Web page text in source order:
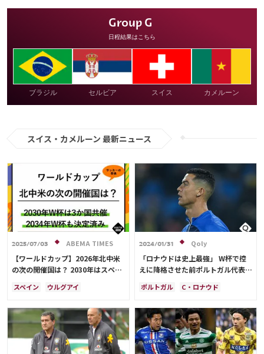
Group G
日程結果はこちら
ブラジル セルビア スイス カメルーン
スイス・カメルーン 最新ニュース
2025/07/03 ABEMA TIMES
【ワールドカップ】2026年北中米
の次の開催国は？ 2030年はスペイ
共催！ ウルグアイ・アルゼンチ
スペイン
ウルグアイ
モロッコ
ブラジル
ドイツ
サウジアラビア
メキシコ
アメリカ
フランス
イングランド
日本
カナダ
2024/01/31 Qoly
「ロナウドは史上最強」 W杯で控
えに降格させた前ポルトガル代表監
ポルトガル
C・ロナウド